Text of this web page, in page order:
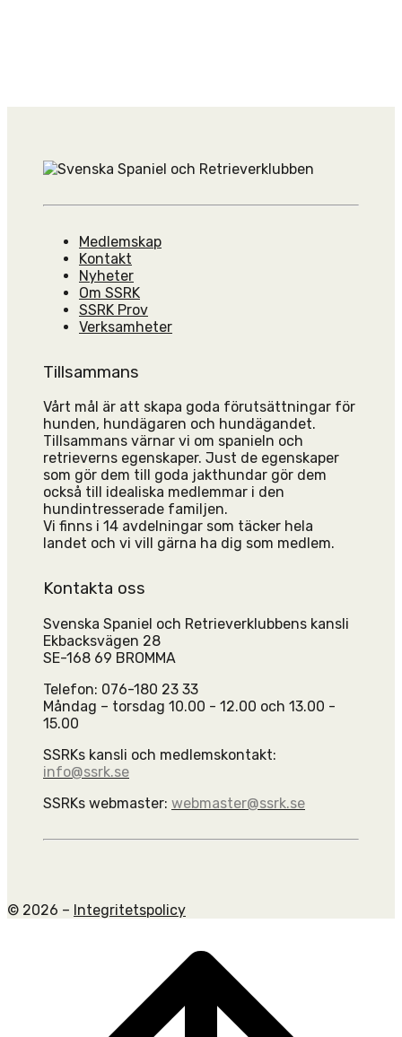
Medlemskap
Kontakt
Nyheter
Om SSRK
SSRK Prov
Verksamheter
Tillsammans
Vårt mål är att skapa goda förutsättningar för
hunden, hundägaren och hundägandet.
Tillsammans värnar vi om spanieln och
retrieverns egenskaper. Just de egenskaper
som gör dem till goda jakthundar gör dem
också till idealiska medlemmar i den
hundintresserade familjen.
Vi finns i 14 avdelningar som täcker hela
landet och vi vill gärna ha dig som medlem.
Kontakta oss
Svenska Spaniel och Retrieverklubbens kansli
Ekbacksvägen 28
SE-168 69 BROMMA
Telefon: 076-180 23 33
Måndag – torsdag 10.00 - 12.00 och 13.00 -
15.00
SSRKs kansli och medlemskontakt:
info@ssrk.se
SSRKs webmaster: webmaster@ssrk.se
© 2026 – Integritetspolicy